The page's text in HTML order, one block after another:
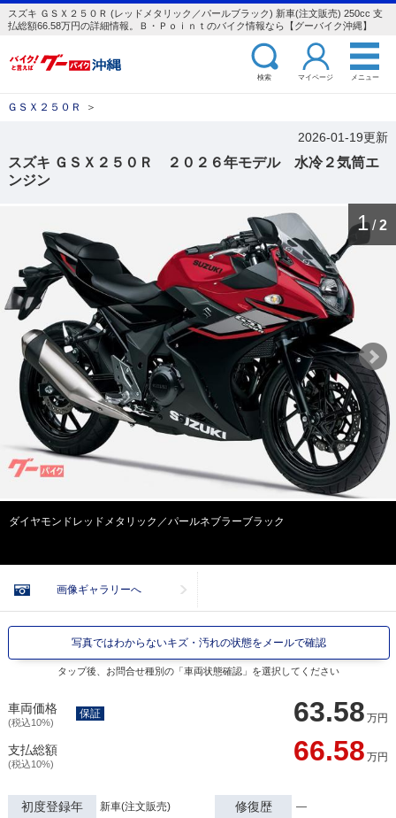
スズキ ＧＳＸ２５０Ｒ (レッドメタリック／パールブラック) 新車(注文販売) 250cc 支
払総額66.58万円の詳細情報。Ｂ・Ｐｏｉｎｔのバイク情報なら【グーバイク沖縄】
検索 マイページ メニュー
ＧＳＸ２５０Ｒ ＞
2026-01-19更新
スズキ ＧＳＸ２５０Ｒ ２０２６年モデル 水冷２気筒エ
ンジン
1 / 2
ダイヤモンドレッドメタリック／パールネブラーブラック
画像ギャラリーへ
写真ではわからないキズ・汚れの状態をメールで確認
タップ後、お問合せ種別の「車両状態確認」を選択してください
車両価格
(税込10%) 63.58 万円
保証
支払総額
(税込10%) 66.58 万円
初度登録年 新車(注文販売) 修復歴 ―